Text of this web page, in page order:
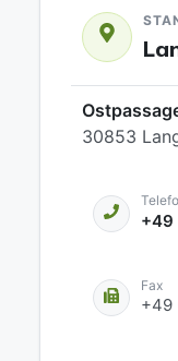
30853
+49
Fax
+49